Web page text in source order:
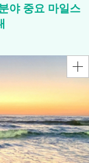
야 중요 마일스